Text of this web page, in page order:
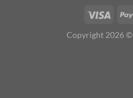
Copyright 2026 ©